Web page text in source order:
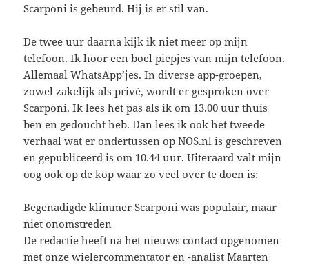
Scarponi is gebeurd. Hij is er stil van.
De twee uur daarna kijk ik niet meer op mijn
telefoon. Ik hoor een boel piepjes van mijn telefoon.
Allemaal WhatsApp’jes. In diverse app-groepen,
zowel zakelijk als privé, wordt er gesproken over
Scarponi. Ik lees het pas als ik om 13.00 uur thuis
ben en gedoucht heb. Dan lees ik ook het tweede
verhaal wat er ondertussen op NOS.nl is geschreven
en gepubliceerd is om 10.44 uur. Uiteraard valt mijn
oog ook op de kop waar zo veel over te doen is:
Begenadigde klimmer Scarponi was populair, maar
niet onomstreden
De redactie heeft na het nieuws contact opgenomen
met onze wielercommentator en -analist Maarten